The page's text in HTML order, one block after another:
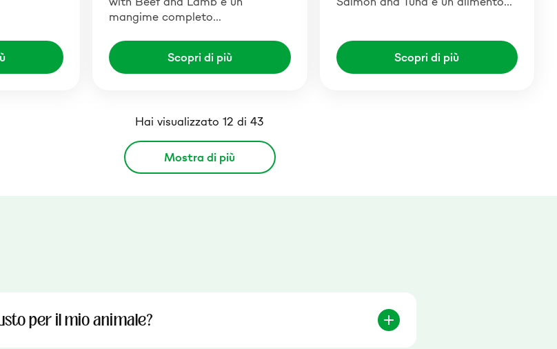
mangime completo…
Scopri di più Scopri di più
Hai visualizzato 12 di 43
Mostra di più
per il mio animale?